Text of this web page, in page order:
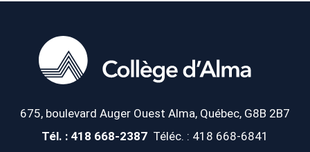
675, boulevard Auger Ouest Alma, Québec, G8B 2B7
Tél. : 418 668-2387 Téléc. : 418 668-6841